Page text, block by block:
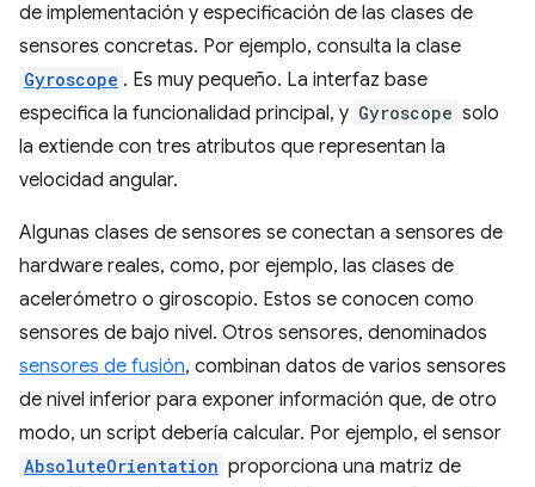
de implementación y especificación de las clases de
sensores concretas. Por ejemplo, consulta la clase
Gyroscope . Es muy pequeño. La interfaz base
especifica la funcionalidad principal, y Gyroscope solo
la extiende con tres atributos que representan la
velocidad angular.
Algunas clases de sensores se conectan a sensores de
hardware reales, como, por ejemplo, las clases de
acelerómetro o giroscopio. Estos se conocen como
sensores de bajo nivel. Otros sensores, denominados
sensores de fusión, combinan datos de varios sensores
de nivel inferior para exponer información que, de otro
modo, un script debería calcular. Por ejemplo, el sensor
AbsoluteOrientation proporciona una matriz de